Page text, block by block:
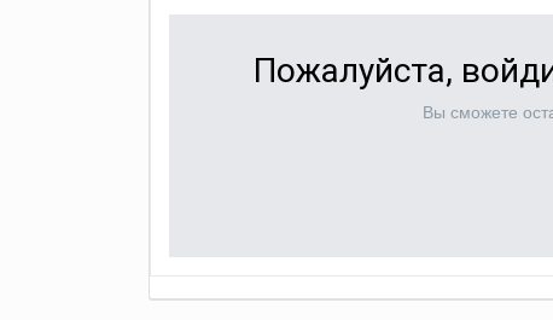
Пожалуйста,
Вы сможете